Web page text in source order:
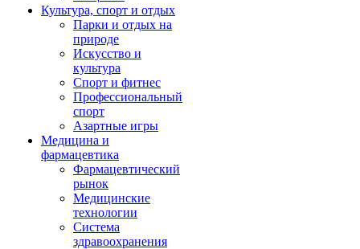
Культура, спорт и отдых
Парки и отдых на
природе
Искусство и
культура
Спорт и фитнес
Профессиональный
спорт
Азартные игры
Медицина и
фармацевтика
Фармацевтический
рынок
Медицинские
технологии
Система
здравоохранения